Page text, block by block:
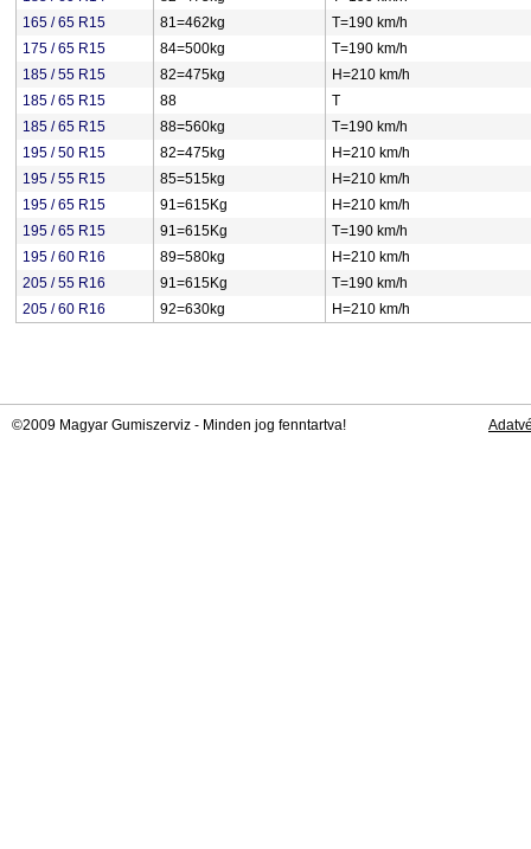
165 / 65 R15
81=462kg
T=190 km/h
175 / 65 R15
84=500kg
T=190 km/h
185 / 55 R15
82=475kg
H=210 km/h
185 / 65 R15
88
T
185 / 65 R15
88=560kg
T=190 km/h
195 / 50 R15
82=475kg
H=210 km/h
195 / 55 R15
85=515kg
H=210 km/h
195 / 65 R15
91=615Kg
H=210 km/h
195 / 65 R15
91=615Kg
T=190 km/h
195 / 60 R16
89=580kg
H=210 km/h
205 / 55 R16
91=615Kg
T=190 km/h
205 / 60 R16
92=630kg H=210 km/h
©2009 Magyar Gumiszerviz - Minden jog fenntartva!